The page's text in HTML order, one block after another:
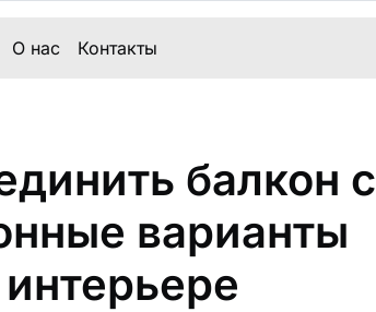
О нас Контакты
балкон с
варианты